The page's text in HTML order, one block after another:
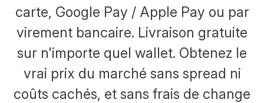
carte, Google Pay / Apple Pay ou par
virement bancaire. Livraison gratuite
sur n'importe quel wallet. Obtenez le
vrai prix du marché sans spread ni
coûts cachés, et sans frais de change